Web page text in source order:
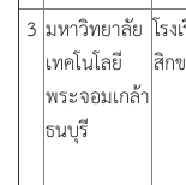
3 มหาวิทยาลัย
เทคโนโลยี
พระจอมเกล้า
ธนบุรี
โร
สิก